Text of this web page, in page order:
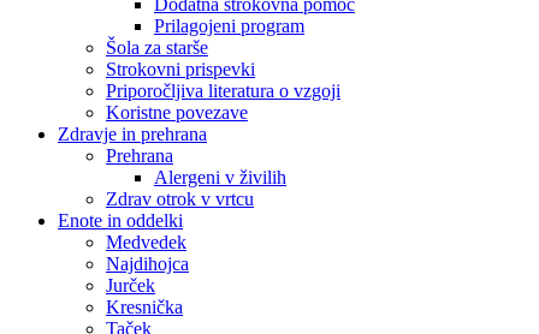
Dodatna strokovna pomoč
Prilagojeni program
Šola za starše
Strokovni prispevki
Priporočljiva literatura o vzgoji
Koristne povezave
Zdravje in prehrana
Prehrana
Alergeni v živilih
Zdrav otrok v vrtcu
Enote in oddelki
Medvedek
Najdihojca
Jurček
Kresnička
Taček